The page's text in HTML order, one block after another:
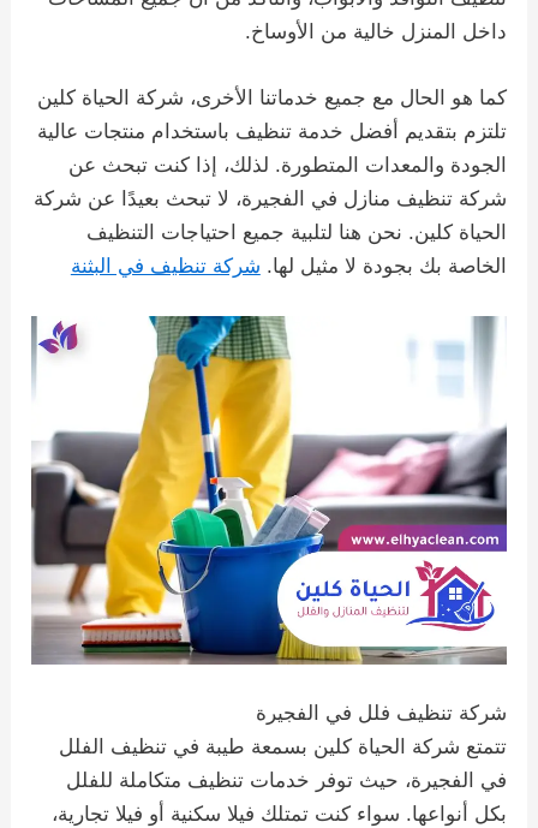
داخل المنزل خالية من الأوساخ.
كما هو الحال مع جميع خدماتنا الأخرى، شركة الحياة كلين
تلتزم بتقديم أفضل خدمة تنظيف باستخدام منتجات عالية
الجودة والمعدات المتطورة. لذلك، إذا كنت تبحث عن
شركة تنظيف منازل في الفجيرة، لا تبحث بعيدًا عن شركة
الحياة كلين. نحن هنا لتلبية جميع احتياجات التنظيف
الخاصة بك بجودة لا مثيل لها. شركة تنظيف في البثنة
شركة تنظيف فلل في الفجيرة
تتمتع شركة الحياة كلين بسمعة طيبة في تنظيف الفلل
في الفجيرة، حيث توفر خدمات تنظيف متكاملة للفلل
بكل أنواعها. سواء كنت تمتلك فيلا سكنية أو فيلا تجارية،